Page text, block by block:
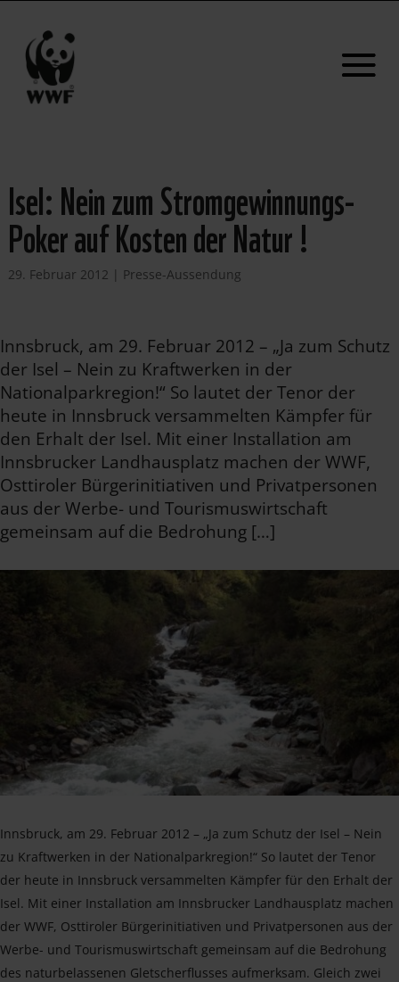
Isel: Nein zum Stromgewinnungs-
Poker auf Kosten der Natur !
29. Februar 2012 | Presse-Aussendung
Innsbruck, am 29. Februar 2012 – „Ja zum Schutz
der Isel – Nein zu Kraftwerken in der
Nationalparkregion!“ So lautet der Tenor der
heute in Innsbruck versammelten Kämpfer für
den Erhalt der Isel. Mit einer Installation am
Innsbrucker Landhausplatz machen der WWF,
Osttiroler Bürgerinitiativen und Privatpersonen
aus der Werbe- und Tourismuswirtschaft
gemeinsam auf die Bedrohung […]
Innsbruck, am 29. Februar 2012 – „Ja zum Schutz der Isel – Nein
zu Kraftwerken in der Nationalparkregion!“ So lautet der Tenor
der heute in Innsbruck versammelten Kämpfer für den Erhalt der
Isel. Mit einer Installation am Innsbrucker Landhausplatz machen
der WWF, Osttiroler Bürgerinitiativen und Privatpersonen aus der
Werbe- und Tourismuswirtschaft gemeinsam auf die Bedrohung
des naturbelassenen Gletscherflusses aufmerksam. Gleich zwei